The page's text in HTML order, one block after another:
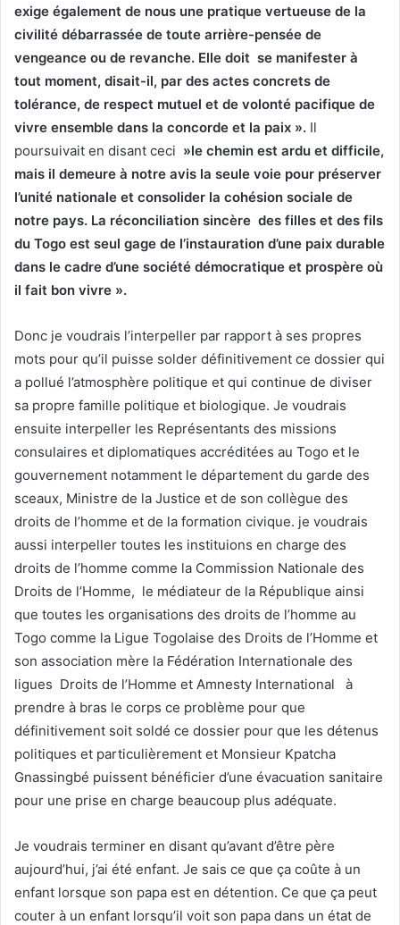
exige également de nous une pratique vertueuse de la
civilité débarrassée de toute arrière-pensée de
vengeance ou de revanche. Elle doit se manifester à
tout moment, disait-il, par des actes concrets de
tolérance, de respect mutuel et de volonté pacifique de
vivre ensemble dans la concorde et la paix ». Il
poursuivait en disant ceci »le chemin est ardu et difficile,
mais il demeure à notre avis la seule voie pour préserver
l’unité nationale et consolider la cohésion sociale de
notre pays. La réconciliation sincère des filles et des fils
du Togo est seul gage de l’instauration d’une paix durable
dans le cadre d’une société démocratique et prospère où
il fait bon vivre ».
Donc je voudrais l’interpeller par rapport à ses propres
mots pour qu’il puisse solder définitivement ce dossier qui
a pollué l’atmosphère politique et qui continue de diviser
sa propre famille politique et biologique. Je voudrais
ensuite interpeller les Représentants des missions
consulaires et diplomatiques accréditées au Togo et le
gouvernement notamment le département du garde des
sceaux, Ministre de la Justice et de son collègue des
droits de l’homme et de la formation civique. je voudrais
aussi interpeller toutes les instituions en charge des
droits de l’homme comme la Commission Nationale des
Droits de l’Homme, le médiateur de la République ainsi
que toutes les organisations des droits de l’homme au
Togo comme la Ligue Togolaise des Droits de l’Homme et
son association mère la Fédération Internationale des
ligues Droits de l’Homme et Amnesty International à
prendre à bras le corps ce problème pour que
définitivement soit soldé ce dossier pour que les détenus
politiques et particulièrement et Monsieur Kpatcha
Gnassingbé puissent bénéficier d’une évacuation sanitaire
pour une prise en charge beaucoup plus adéquate.
Je voudrais terminer en disant qu’avant d’être père
aujourd’hui, j’ai été enfant. Je sais ce que ça coûte à un
enfant lorsque son papa est en détention. Ce que ça peut
couter à un enfant lorsqu’il voit son papa dans un état de